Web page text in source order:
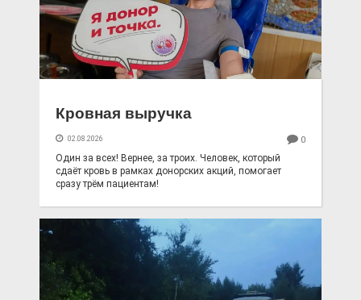
Кровная выручка
02.08.2026 0
Один за всех! Вернее, за троих. Человек, который
сдаёт кровь в рамках донорских акций, помогает
сразу трём пациентам!